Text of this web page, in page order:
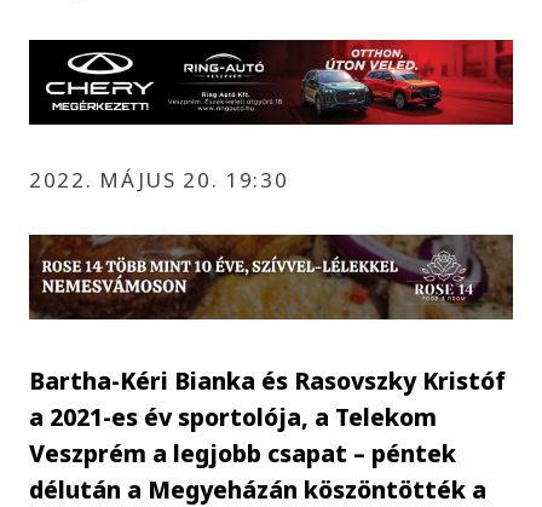
2022. MÁJUS 20. 19:30
Bartha-Kéri Bianka és Rasovszky Kristóf
a 2021-es év sportolója, a Telekom
Veszprém a legjobb csapat – péntek
délután a Megyeházán köszöntötték a